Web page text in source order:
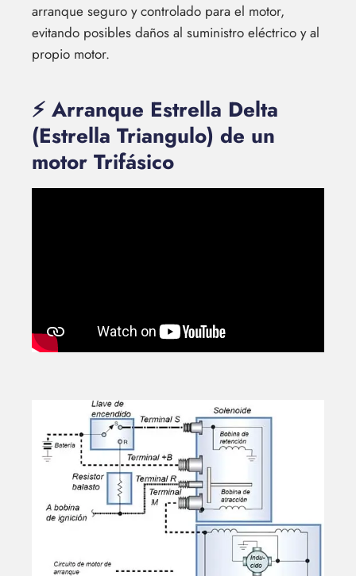
arranque seguro y controlado para el motor,
evitando posibles daños al suministro eléctrico y al
propio motor.
⚡ Arranque Estrella Delta
(Estrella Triangulo) de un
motor Trifásico